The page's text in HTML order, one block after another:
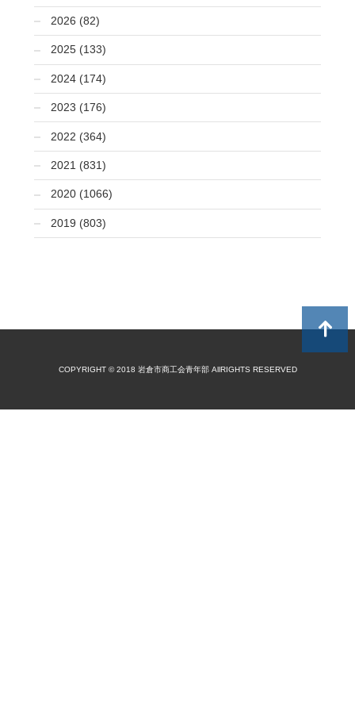
2026 (82)
2025 (133)
2024 (174)
2023 (176)
2022 (364)
2021 (831)
2020 (1066)
2019 (803)
COPYRIGHT © 2018 岩倉市商工会青年部 AllRIGHTS RESERVED